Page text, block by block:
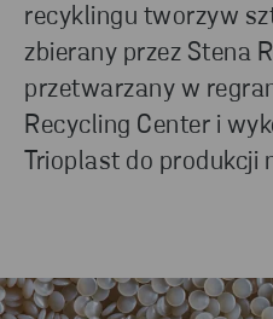
recyklingu tworzyw
zbierany przez Stena
przetwarzany w
Recycling Center i
Trioplast do produkcji